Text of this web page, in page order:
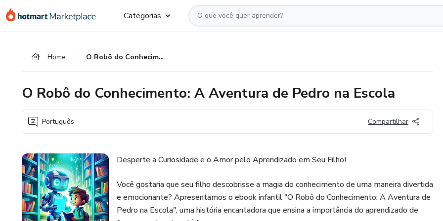
para
para
para
Categorias
Home O Robô do Conhecimento: A Aventura de Pedro na Escola
O Robô do Conhecimento: A Aventura de Pedro na Escola
Português Compartilhar
Desperte a Curiosidade e o Amor pelo Aprendizado em Seu Filho!
Você gostaria que seu filho descobrisse a magia do conhecimento de uma maneira divertida
e emocionante? Apresentamos o ebook infantil "O Robô do Conhecimento: A Aventura de
Pedro na Escola", uma história encantadora que ensina a importância do aprendizado de